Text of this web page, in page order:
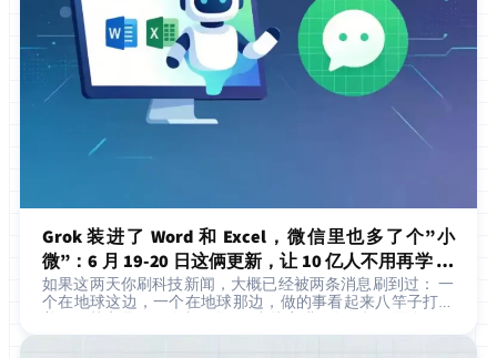
Grok 装进了 Word 和 Excel，微信里也多了个”小
微”：6 月 19-20 日这俩更新，让 10 亿人不用再学 Pr
ompt
如果这两天你刷科技新闻，大概已经被两条消息刷到过： 一
个在地球这边，一个在地球那边，做的事看起来八竿子打不
着，但其实是同一件事： 把 AI 直接塞进你每天打开最多的那
个 App，让你不用再&#8221…